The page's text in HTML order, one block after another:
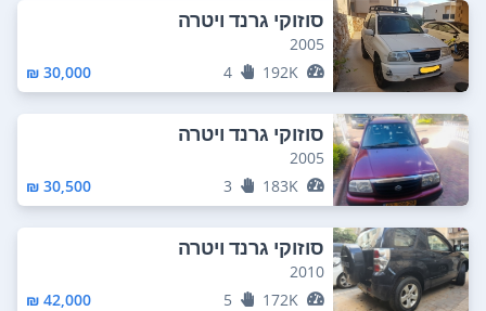
סוזוקי גרנד ויטרה
2005
192K
4
30,000 ₪
סוזוקי גרנד ויטרה
2005
183K
3
30,500 ₪
סוזוקי גרנד ויטרה
2010
172K
5
42,000 ₪